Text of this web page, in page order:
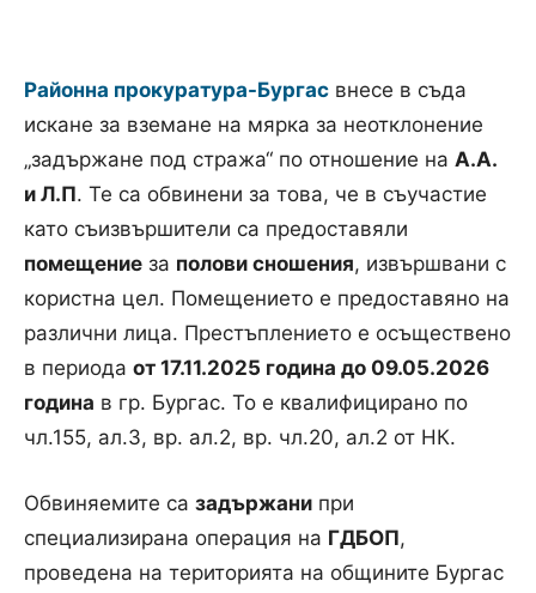
Районна прокуратура-Бургас внесе в съда
искане за вземане на мярка за неотклонение
„задържане под стража“ по отношение на А.А.
и Л.П. Те са обвинени за това, че в съучастие
като съизвършители са предоставяли
помещение за полови сношения, извършвани с
користна цел. Помещението е предоставяно на
различни лица. Престъплението е осъществено
в периода от 17.11.2025 година до 09.05.2026
година в гр. Бургас. То е квалифицирано по
чл.155, ал.3, вр. ал.2, вр. чл.20, ал.2 от НК.
Обвиняемите са задържани при
специализирана операция на ГДБОП,
проведена на територията на общините Бургас